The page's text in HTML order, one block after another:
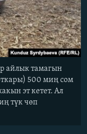
айлык тамагын
500 миң сом
эт кетет. Ал
түк чөп